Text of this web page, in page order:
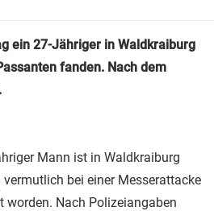
ein 27-Jähriger in Waldkraiburg
fanden. Nach dem
Mann ist in Waldkraiburg
bei einer Messerattacke
worden. Nach Polizeiangaben